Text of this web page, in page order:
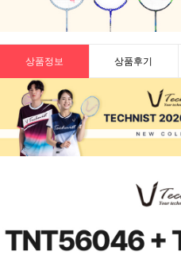
상품정보 상품후기